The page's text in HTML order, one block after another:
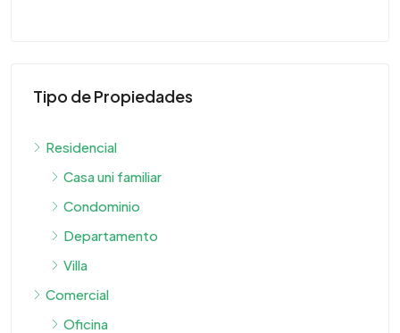
Tipo de Propiedades
Residencial
Casa uni familiar
Condominio
Departamento
Villa
Comercial
Oficina